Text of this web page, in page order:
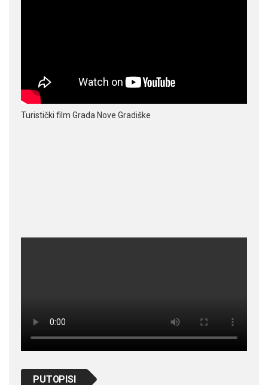
Turistički film Grada Nove Gradiške
PUTOPISI